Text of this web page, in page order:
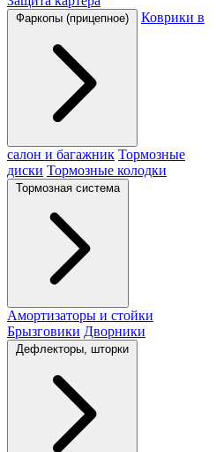
Фаркопы (прицепное) Коврики в
салон и багажник Тормозные
диски Тормозные колодки
Тормозная система
Амортизаторы и стойки
Брызговики Дворники
Дефлекторы, шторки